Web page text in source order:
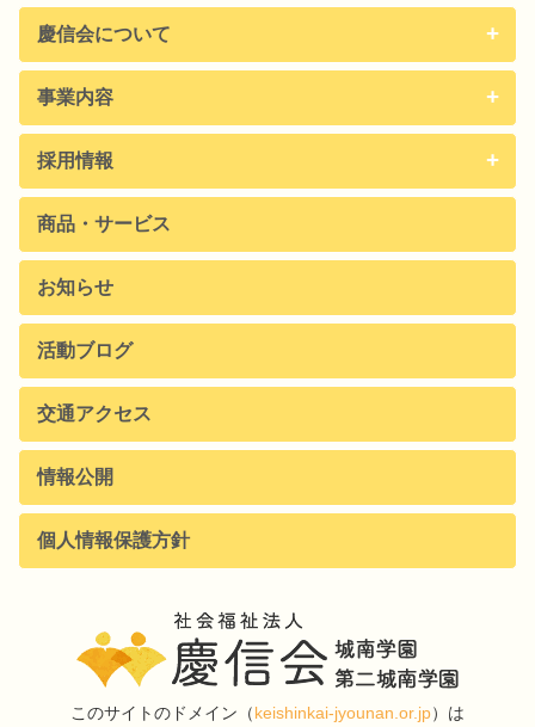
慶信会について
事業内容
採用情報
商品・サービス
お知らせ
活動ブログ
交通アクセス
情報公開
個人情報保護方針
このサイトのドメイン （keishinkai-jyounan.or.jp）は